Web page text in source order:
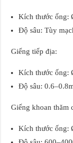
Kích thước ống:
Độ sâu: Tùy
Giếng tiếp địa:
Kích thước ống:
Độ sâu:
Giếng khoan thăm
Kích thước ống: